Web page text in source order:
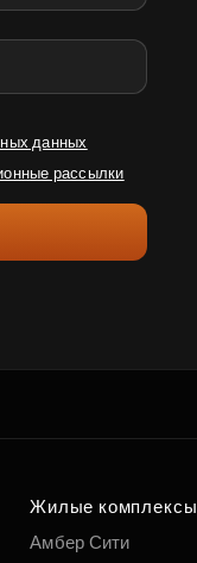
данных
рассылки
Жилые комплексы
Амбер Сити